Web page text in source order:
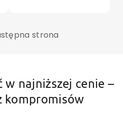
strona
w najniższej cenie –
kompromisów